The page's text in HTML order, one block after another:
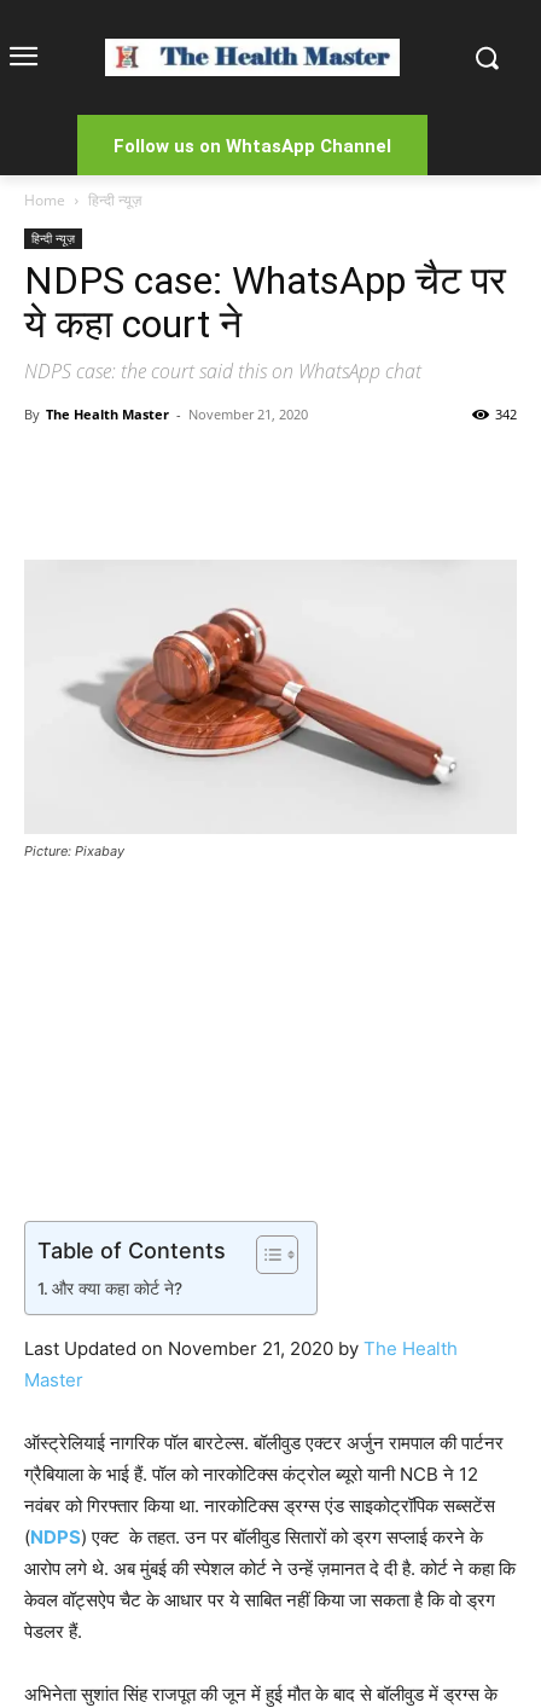
Follow us on WhtasApp Channel
Home हिन्दी न्यूज़
हिन्दी न्यूज़
NDPS case: WhatsApp चैट पर
ये कहा court ने
NDPS case: the court said this on WhatsApp chat
By The Health Master - November 21, 2020 342
Picture: Pixabay
Table of Contents
और क्या कहा कोर्ट ने?
Last Updated on November 21, 2020 by The Health
Master
ऑस्ट्रेलियाई नागरिक पॉल बारटेल्स. बॉलीवुड एक्टर अर्जुन रामपाल की पार्टनर
ग्रैबियाला के भाई हैं. पॉल को नारकोटिक्स कंट्रोल ब्यूरो यानी NCB ने 12
नवंबर को गिरफ्तार किया था. नारकोटिक्स ड्रग्स एंड साइकोट्रॉपिक सब्सटेंस
(NDPS) एक्ट के तहत. उन पर बॉलीवुड सितारों को ड्रग सप्लाई करने के
आरोप लगे थे. अब मुंबई की स्पेशल कोर्ट ने उन्हें ज़मानत दे दी है. कोर्ट ने कहा कि
केवल वॉट्सऐप चैट के आधार पर ये साबित नहीं किया जा सकता है कि वो ड्रग
पेडलर हैं.
अभिनेता सुशांत सिंह राजपूत की जून में हुई मौत के बाद से बॉलीवुड में ड्रग्स के